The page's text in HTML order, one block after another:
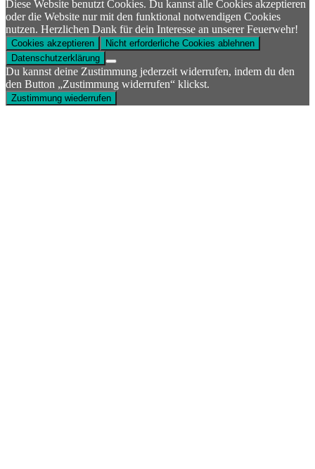
Diese Website benutzt Cookies. Du kannst alle Cookies akzeptieren
oder die Website nur mit den funktional notwendigen Cookies
nutzen. Herzlichen Dank für dein Interesse an unserer Feuerwehr!
Cookies akzeptieren
Nicht erforderliche Cookies ablehnen
Datenschutzerklärung
Du kannst deine Zustimmung jederzeit widerrufen, indem du den
den Button „Zustimmung widerrufen“ klickst.
Zustimmung wiederrufen